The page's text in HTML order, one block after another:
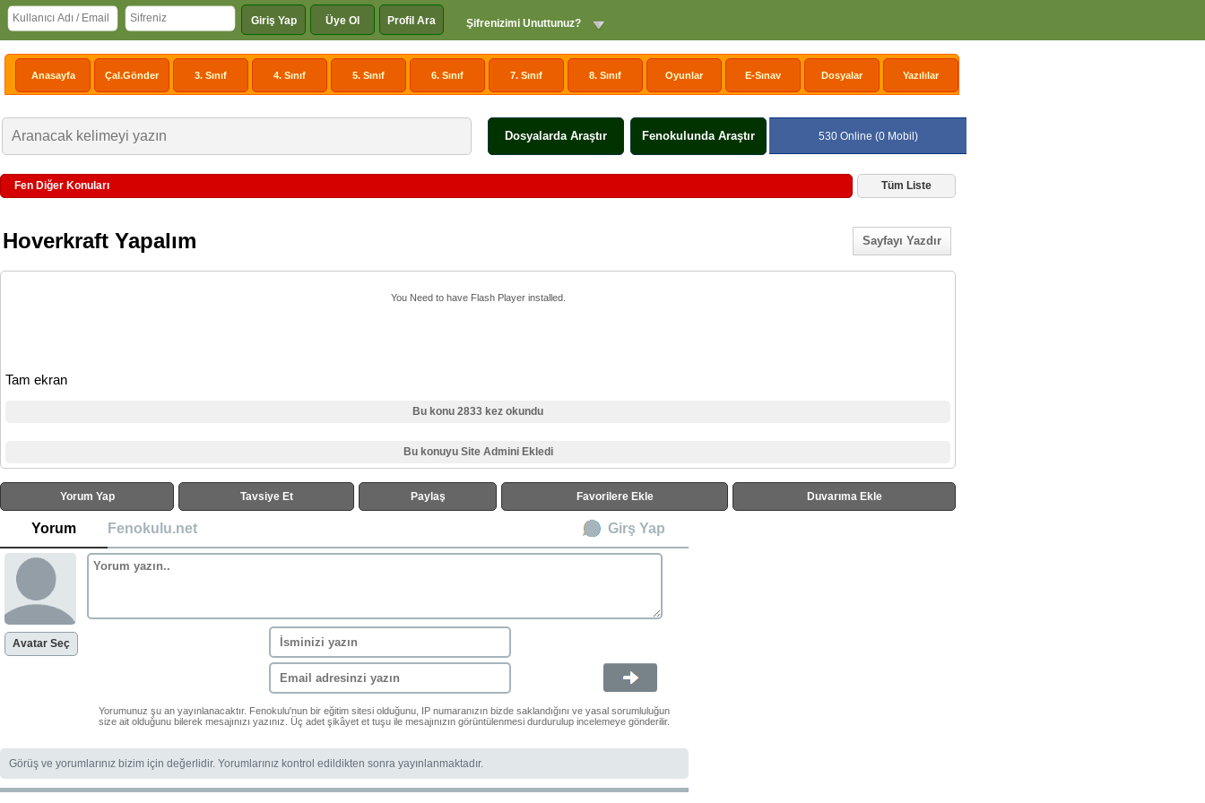
Giriş Yap Üye Ol Profil Ara Şifrenizimi Unuttunuz?
Anasayfa Çal.Gönder 3. Sınıf 4. Sınıf 5. Sınıf 6. Sınıf 7. Sınıf 8. Sınıf Oyunlar E-Sınav Dosyalar Yazılılar
Dosyalarda Araştır Fenokulunda Araştır 530 Online (0 Mobil)
Fen Diğer Konuları Tüm Liste
Hoverkraft Yapalım Sayfayı Yazdır
You Need to have Flash Player installed.
Tam ekran
Bu konu 2833 kez okundu
Bu konuyu Site Admini Ekledi
Yorum Yap Tavsiye Et Paylaş Favorilere Ekle Duvarıma Ekle
Yorum Fenokulu.net Girş Yap
Avatar Seç
Yorumunuz şu an yayınlanacaktır. Fenokulu'nun bir eğitim sitesi olduğunu, IP numaranızın bizde saklandığını ve yasal sorumluluğun
size ait olduğunu bilerek mesajınızı yazınız. Üç adet şikâyet et tuşu ile mesajınızın görüntülenmesi durdurulup incelemeye gönderilir.
Görüş ve yorumlarınız bizim için değerlidir. Yorumlarınız kontrol edildikten sonra yayınlanmaktadır.